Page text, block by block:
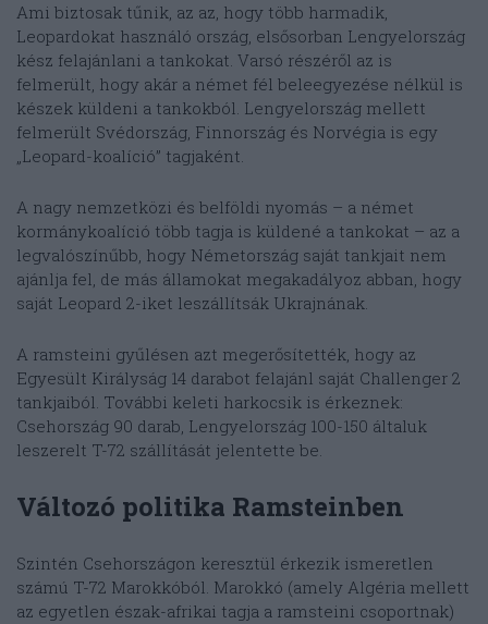
Ami biztosak tűnik, az az, hogy több harmadik,
Leopardokat használó ország, elsősorban Lengyelország
kész felajánlani a tankokat. Varsó részéről az is
felmerült, hogy akár a német fél beleegyezése nélkül is
készek küldeni a tankokból. Lengyelország mellett
felmerült Svédország, Finnország és Norvégia is egy
„Leopard-koalíció” tagjaként.
A nagy nemzetközi és belföldi nyomás – a német
kormánykoalíció több tagja is küldené a tankokat – az a
legvalószínűbb, hogy Németország saját tankjait nem
ajánlja fel, de más államokat megakadályoz abban, hogy
saját Leopard 2-iket leszállítsák Ukrajnának.
A ramsteini gyűlésen azt megerősítették, hogy az
Egyesült Királyság 14 darabot felajánl saját Challenger 2
tankjaiból. További keleti harkocsik is érkeznek:
Csehország 90 darab, Lengyelország 100-150 általuk
leszerelt T-72 szállítását jelentette be.
Változó politika Ramsteinben
Szintén Csehországon keresztül érkezik ismeretlen
számú T-72 Marokkóból. Marokkó (amely Algéria mellett
az egyetlen észak-afrikai tagja a ramsteini csoportnak)